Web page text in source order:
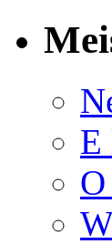
E